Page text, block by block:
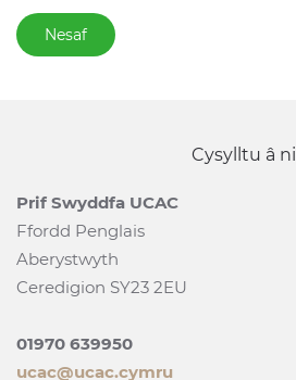
Nesaf
Cysylltu â ni
Prif Swyddfa UCAC
Ffordd Penglais
Aberystwyth
Ceredigion SY23 2EU
01970 639950
ucac@ucac.cymru